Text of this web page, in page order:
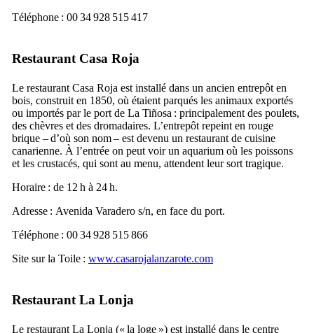
Téléphone : 00 34 928 515 417
Restaurant Casa Roja
Le restaurant Casa Roja est installé dans un ancien entrepôt en
bois, construit en 1850, où étaient parqués les animaux exportés
ou importés par le port de La Tiñosa : principalement des poulets,
des chèvres et des dromadaires. L’entrepôt repeint en rouge
brique – d’où son nom – est devenu un restaurant de cuisine
canarienne. À l’entrée on peut voir un aquarium où les poissons
et les crustacés, qui sont au menu, attendent leur sort tragique.
Horaire : de 12 h à 24 h.
Adresse : Avenida Varadero s/n, en face du port.
Téléphone : 00 34 928 515 866
Site sur la Toile : www.casarojalanzarote.com
Restaurant La Lonja
Le restaurant La Lonja (« la loge ») est installé dans le centre